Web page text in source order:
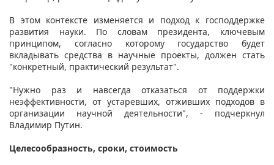
В этом контексте изменяется и подход к господдержке
развития науки. По словам президента, ключевым
принципом, согласно которому государство будет
вкладывать средства в научные проекты, должен стать
"конкретный, практический результат".
"Нужно раз и навсегда отказаться от поддержки
неэффективности, от устаревших, отживших подходов в
организации научной деятельности", - подчеркнул
Владимир Путин.
Целесообразность, сроки, стоимость